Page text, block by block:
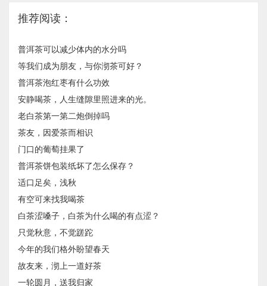
推荐阅读：
普洱茶可以减少体内的水分吗
等我们成为朋友，与你沏茶可好？
普洱茶泡红枣有什么功效
安静喝茶，人生缝隙里照进来的光。
老白茶第一第二炮倒掉吗
茶友，因爱茶而相识
门口的葡萄挂果了
普洱茶饼包装纸坏了怎么保存？
适口足矣，浅秋
有空可来找我喝茶
白茶涩嗓子，白茶为什么喝的有点涩？
只觉秋意，不觉蹉跎
今年的我们格外盼望春天
故友来，沏上一道好茶
一轮圆月，送我归家